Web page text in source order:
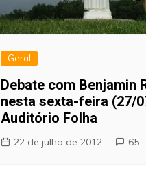
Geral
Debate com Benjamin
nesta sexta-feira (27/
Auditório Folha
22 de julho de 2012 65